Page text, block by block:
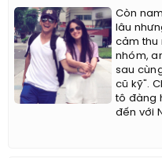
Còn
lâu
cảm thu
nhóm,
sau
cũ kỹ".
tô đàng
đến với